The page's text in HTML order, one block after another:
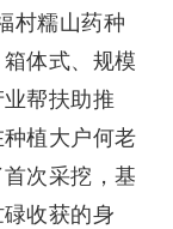
村糯山药种
体式、规模
帮扶助推
植大户何老
次采挖，基
收获的身